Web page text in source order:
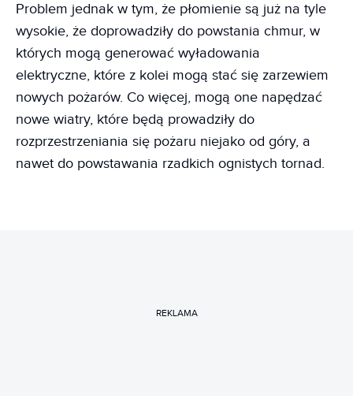
Problem jednak w tym, że płomienie są już na tyle
wysokie, że doprowadziły do powstania chmur, w
których mogą generować wyładowania
elektryczne, które z kolei mogą stać się zarzewiem
nowych pożarów. Co więcej, mogą one napędzać
nowe wiatry, które będą prowadziły do
rozprzestrzeniania się pożaru niejako od góry, a
nawet do powstawania rzadkich ognistych tornad.
REKLAMA